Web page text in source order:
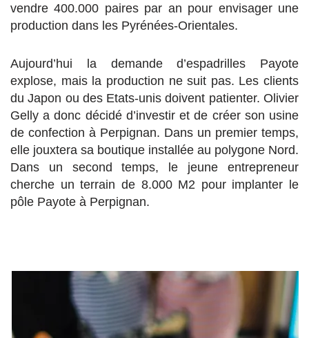
vendre 400.000 paires par an pour envisager une
production dans les Pyrénées-Orientales.
Aujourd’hui la demande d’espadrilles Payote
explose, mais la production ne suit pas. Les clients
du Japon ou des Etats-unis doivent patienter. Olivier
Gelly a donc décidé d’investir et de créer son usine
de confection à Perpignan. Dans un premier temps,
elle jouxtera sa boutique installée au polygone Nord.
Dans un second temps, le jeune entrepreneur
cherche un terrain de 8.000 M2 pour implanter le
pôle Payote à Perpignan.